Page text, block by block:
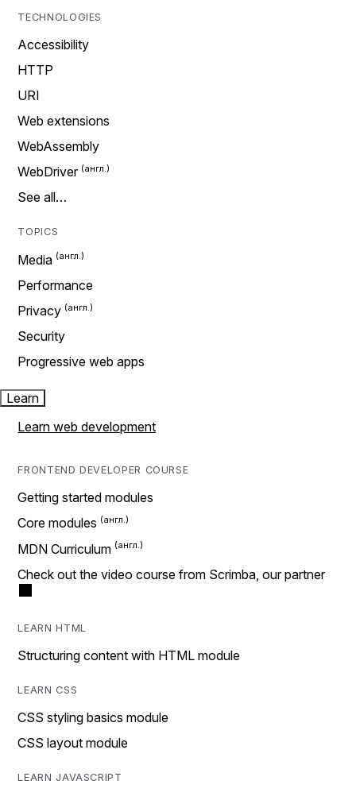
TECHNOLOGIES
Accessibility
HTTP
URI
Web extensions
WebAssembly
WebDriver
See all…
TOPICS
Media
Performance
Privacy
Security
Progressive web apps
Learn
Learn web development
FRONTEND DEVELOPER COURSE
Getting started modules
Core modules
MDN Curriculum
Check out the video course from Scrimba, our partner
LEARN HTML
Structuring content with HTML module
LEARN CSS
CSS styling basics module
CSS layout module
LEARN JAVASCRIPT